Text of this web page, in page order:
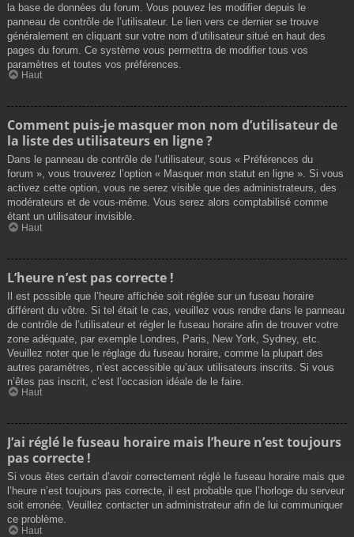
la base de données du forum. Vous pouvez les modifier depuis le
panneau de contrôle de l’utilisateur. Le lien vers ce dernier se trouve
généralement en cliquant sur votre nom d’utilisateur situé en haut des
pages du forum. Ce système vous permettra de modifier tous vos
paramètres et toutes vos préférences.
Haut
Comment puis-je masquer mon nom d’utilisateur de
la liste des utilisateurs en ligne ?
Dans le panneau de contrôle de l’utilisateur, sous « Préférences du
forum », vous trouverez l’option « Masquer mon statut en ligne ». Si vous
activez cette option, vous ne serez visible que des administrateurs, des
modérateurs et de vous-même. Vous serez alors comptabilisé comme
étant un utilisateur invisible.
Haut
L’heure n’est pas correcte !
Il est possible que l’heure affichée soit réglée sur un fuseau horaire
différent du vôtre. Si tel était le cas, veuillez vous rendre dans le panneau
de contrôle de l’utilisateur et régler le fuseau horaire afin de trouver votre
zone adéquate, par exemple Londres, Paris, New York, Sydney, etc.
Veuillez noter que le réglage du fuseau horaire, comme la plupart des
autres paramètres, n’est accessible qu’aux utilisateurs inscrits. Si vous
n’êtes pas inscrit, c’est l’occasion idéale de le faire.
Haut
J’ai réglé le fuseau horaire mais l’heure n’est toujours
pas correcte !
Si vous êtes certain d’avoir correctement réglé le fuseau horaire mais que
l’heure n’est toujours pas correcte, il est probable que l’horloge du serveur
soit erronée. Veuillez contacter un administrateur afin de lui communiquer
ce problème.
Haut